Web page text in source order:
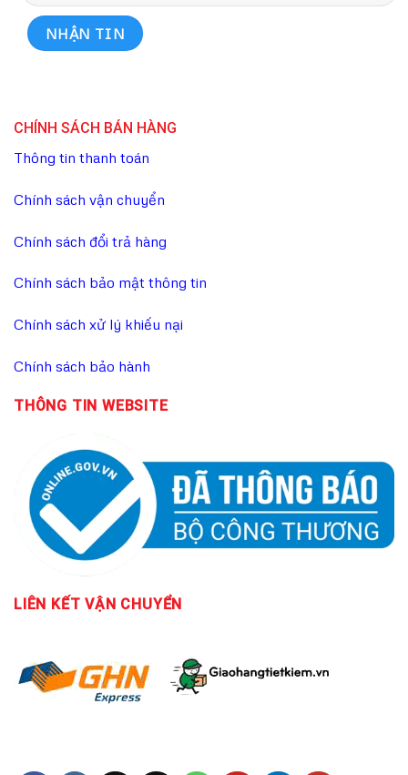
CHÍNH SÁCH BÁN HÀNG
Thông tin thanh toán
Chính sách vận chuyển
Chính sách đổi trả hàng
Chính sách bảo mật thông tin
Chính sách xử lý khiếu nại
Chính sách bảo hành
THÔNG TIN WEBSITE
LIÊN KẾTVẬN CHUYỂN